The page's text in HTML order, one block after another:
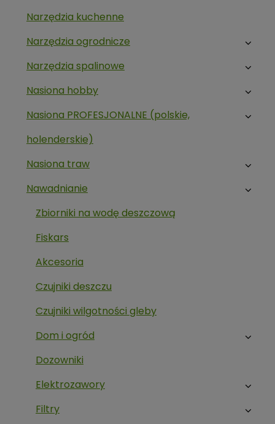
Narzędzia kuchenne
Narzędzia ogrodnicze
Narzędzia spalinowe
Nasiona hobby
Nasiona PROFESJONALNE (polskie,
holenderskie)
Nasiona traw
Nawadnianie
Zbiorniki na wodę deszczową
Fiskars
Akcesoria
Czujniki deszczu
Czujniki wilgotności gleby
Dom i ogród
Dozowniki
Elektrozawory
Filtry